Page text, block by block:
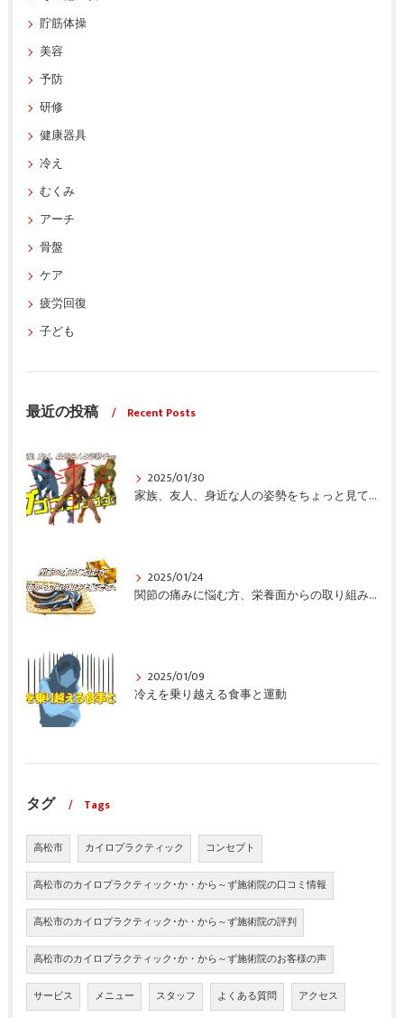
貯筋体操
美容
予防
研修
健康器具
冷え
むくみ
アーチ
骨盤
ケア
疲労回復
子ども
最近の投稿 Recent Posts
2025/01/30
家族、友人、身近な人の姿勢をちょっと見てみませんか？
2025/01/24
関節の痛みに悩む方、栄養面からの取り組みも重要ですよ！
2025/01/09
冷えを乗り越える食事と運動
タグ Tags
高松市 カイロプラクティック コンセプト
高松市のカイロプラクティック･か・から～ず施術院の口コミ情報
高松市のカイロプラクティック･か・から～ず施術院の評判
高松市のカイロプラクティック･か・から～ず施術院のお客様の声
サービス メニュー スタッフ よくある質問 アクセス